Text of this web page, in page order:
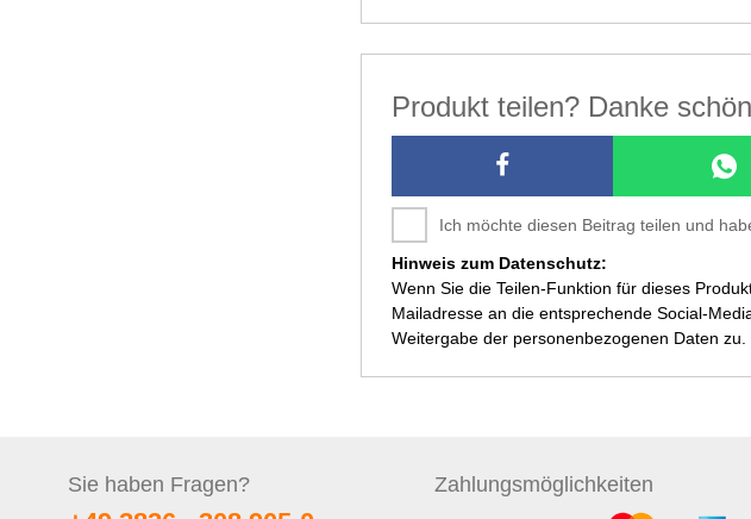
Produkt teilen? Danke
Ich möchte diesen Beitrag teilen und
Hinweis zum Datenschutz:
Wenn Sie die Teilen-Funktion für dieses
Mailadresse an die entsprechende Social-
Weitergabe der personenbezogenen Daten zu.
Sie haben Fragen? Zahlungsmöglichkeiten